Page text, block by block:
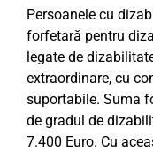
Persoanele cu
forfetară pentru
legate de
extraordinare, cu
suportabile. Suma
de gradul de
7.400 Euro. Cu